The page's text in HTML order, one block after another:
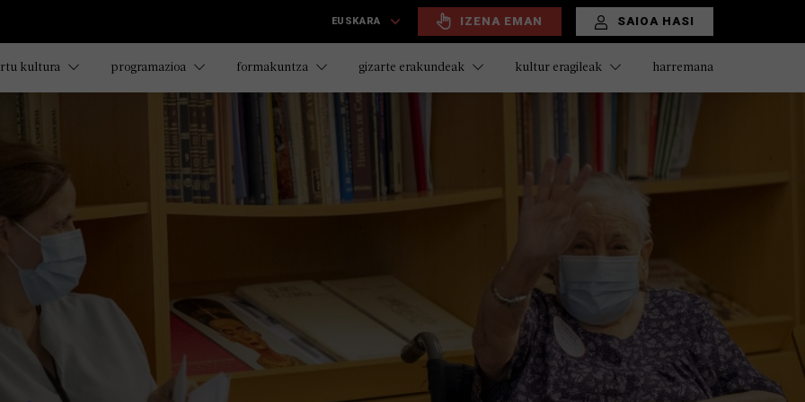
EUSKARA IZENA EMAN SAIOA HASI
kultura programazioa formakuntza gizarte erakundeak kultur eragileak harremana